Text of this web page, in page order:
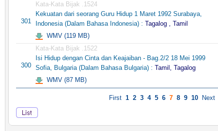
301
Kata-Kata Bijak .1524
Kekuatan dari seorang Guru Hidup 1 Maret 1992 Surabaya,
Indonesia (Dalam Bahasa Indonesia) : Tagalog , Tamil
WMV (119 MB)
300
Kata-Kata Bijak .1522
Isi Hidup dengan Cinta dan Keajaiban - Bag.2/2 18 Mei 1999
Sofia, Bulgaria (Dalam Bahasa Bulgaria) : Tamil, Tagalog
WMV (87 MB)
First 1 2 3 4 5 6 7 8 9 10 Next